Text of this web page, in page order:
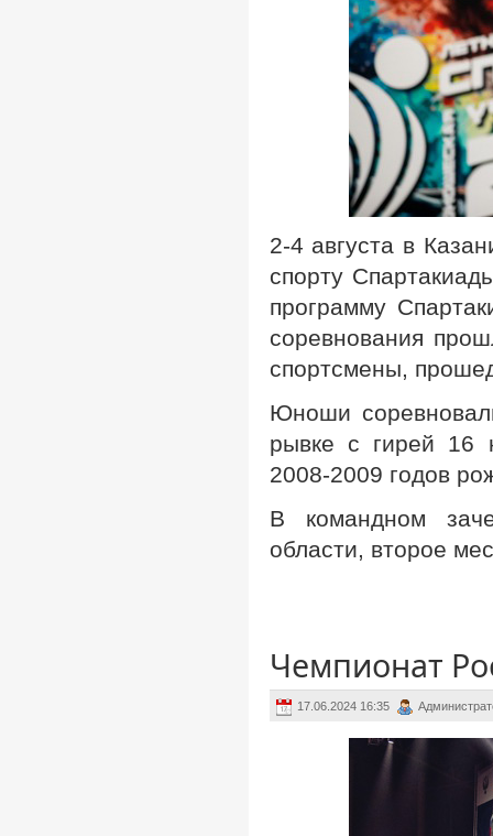
2-4 августа в
спорту
программу
соревнования
спортсмены,
Юноши
рывке с гирей 16
2008-2009 годов
В командном
области, второе
Чемпионат
17.06.2024 16:35